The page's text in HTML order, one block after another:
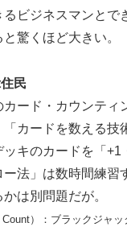
ビジネスマンとで
驚くほど大きい。
民
ード・カウンティ
「カードを数える技
キのカードを「+1
法」は数時間練習
は別問題だが。
）：ブラックジャッ